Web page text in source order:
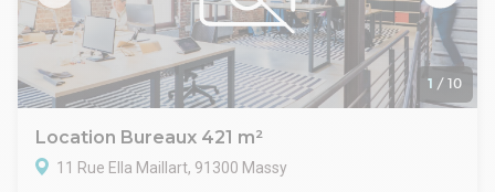
- Indice : ILAT
- Indexation : Annuelle, date prise effet
- Dépôt de garantie : 3 mois
- Loyers et charges : Trimestriels et d'avance
1 / 10
Location Bureaux 421 m²
11 Rue Ella Maillart, 91300 Massy